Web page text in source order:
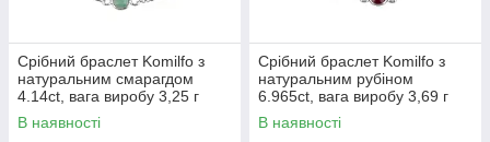
Срібний браслет Komilfo з
натуральним смарагдом
4.14ct, вага виробу 3,25 г
(2118251) 1720 розмір
В наявності
Срібний браслет Komilfo з
натуральним рубіном
6.965ct, вага виробу 3,69 г
(2118213) 1821 розмір
В наявності